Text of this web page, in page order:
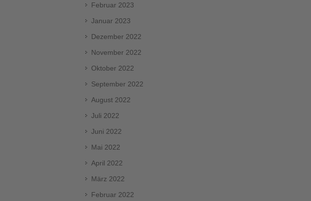
Februar 2023
Januar 2023
Dezember 2022
November 2022
Oktober 2022
September 2022
August 2022
Juli 2022
Juni 2022
Mai 2022
April 2022
März 2022
Februar 2022